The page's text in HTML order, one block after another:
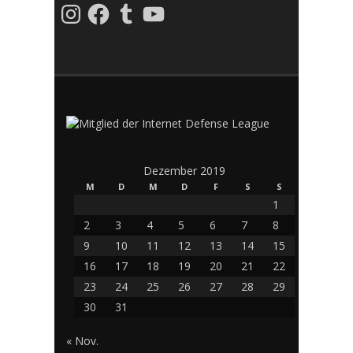
InstagramFacebookTumblrYouTube
Dezember 2019
M D M D F S S
1
2
3 4 5 6 7
8
9
10 11 12 13 14
15
16
17 18 19 20 21
22
23
24 25 26 27 28
29
30
31
« Nov.